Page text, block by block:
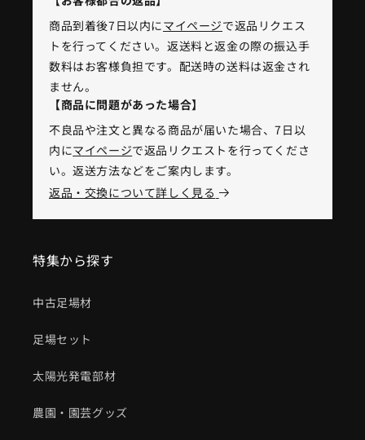
商品到着後7日以内にマイページで返品リクエス
トを行ってください。返送料と返金の際の振込手
数料はお客様負担です。配送時の送料は返金され
ません。
【商品に問題があった場合】
不良品や注文と異なる商品が届いた場合、7日以
内にマイページで返品リクエストを行ってくださ
い。返送方法などをご案内します。
返品・交換について詳しく見る
特集から探す
中古足場材
足場セット
太陽光発電部材
農園・園芸グッズ